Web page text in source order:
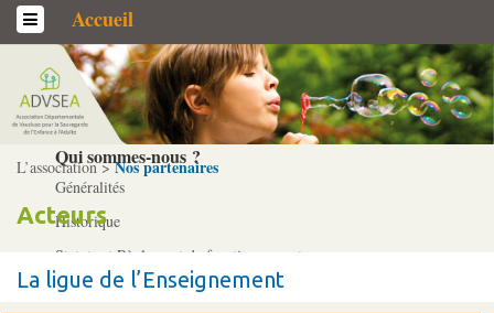
Accueil
L’association
Qui sommes-­nous ?
Généralités
Historique
Statuts et Règlement de fonctionnement
L’association >Nos partenaires
Acteurs
La ligue de l’Enseignement